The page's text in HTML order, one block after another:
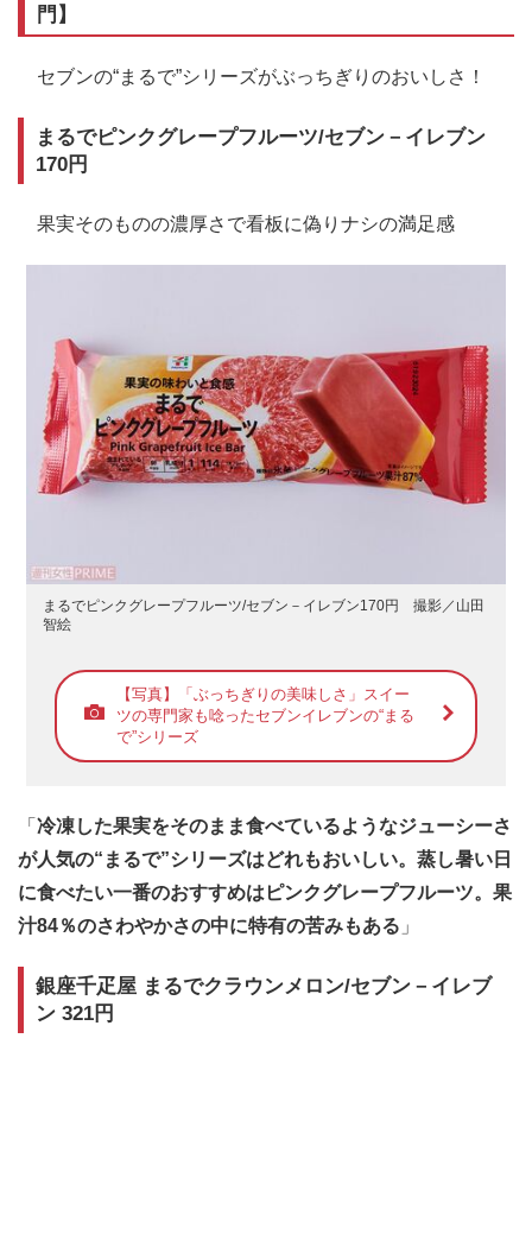
門】
セブンの“まるで”シリーズがぶっちぎりのおいしさ！
まるでピンクグレープフルーツ/セブン－イレブン
170円
果実そのものの濃厚さで看板に偽りナシの満足感
まるでピンクグレープフルーツ/セブン－イレブン170円 撮影／山田
智絵
【写真】「ぶっちぎりの美味しさ」スイー
ツの専門家も唸ったセブンイレブンの“まる
で”シリーズ
「 冷凍した果実をそのまま食べているようなジューシーさ
が人気の“まるで”シリーズはどれもおいしい。蒸し暑い日
に食べたい一番のおすすめはピンクグレープフルーツ。果
汁84％のさわやかさの中に特有の苦みもある 」
銀座千疋屋 まるでクラウンメロン/セブン－イレブ
ン 321円